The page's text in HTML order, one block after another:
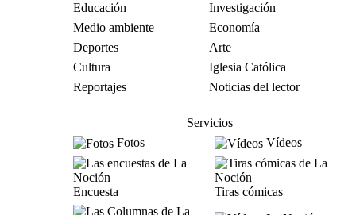
Educación
Investigación
Medio ambiente
Economía
Deportes
Arte
Cultura
Iglesia Católica
Reportajes
Noticias del lector
Servicios
Fotos
Vídeos
Encuesta Tiras cómicas